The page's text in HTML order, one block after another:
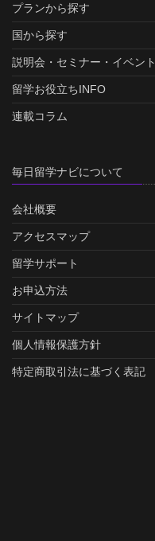
プランから探す
国から探す
説明会・セミナー・イベント
留学お役立ちINFO
連載コラム
毎日留学ナビについて
会社概要
アクセスマップ
留学サポート
お申込方法
サイトマップ
個人情報保護方針
特定商取引法に基づく表記